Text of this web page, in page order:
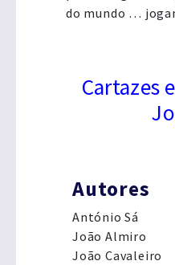
do mundo …
Cartazes
Autores
António Sá
João Almiro
João Cavaleiro